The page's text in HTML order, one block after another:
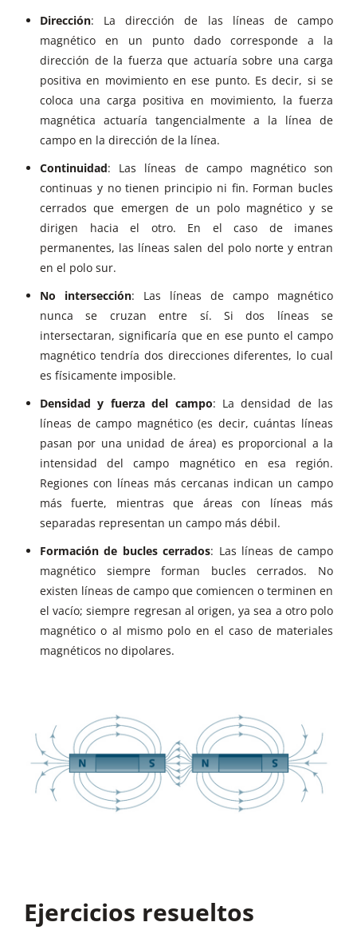
Dirección: La dirección de las líneas de campo
magnético en un punto dado corresponde a la
dirección de la fuerza que actuaría sobre una carga
positiva en movimiento en ese punto. Es decir, si se
coloca una carga positiva en movimiento, la fuerza
magnética actuaría tangencialmente a la línea de
campo en la dirección de la línea.
Continuidad: Las líneas de campo magnético son
continuas y no tienen principio ni fin. Forman bucles
cerrados que emergen de un polo magnético y se
dirigen hacia el otro. En el caso de imanes
permanentes, las líneas salen del polo norte y entran
en el polo sur.
No intersección: Las líneas de campo magnético
nunca se cruzan entre sí. Si dos líneas se
intersectaran, significaría que en ese punto el campo
magnético tendría dos direcciones diferentes, lo cual
es físicamente imposible.
Densidad y fuerza del campo: La densidad de las
líneas de campo magnético (es decir, cuántas líneas
pasan por una unidad de área) es proporcional a la
intensidad del campo magnético en esa región.
Regiones con líneas más cercanas indican un campo
más fuerte, mientras que áreas con líneas más
separadas representan un campo más débil.
Formación de bucles cerrados: Las líneas de campo
magnético siempre forman bucles cerrados. No
existen líneas de campo que comiencen o terminen en
el vacío; siempre regresan al origen, ya sea a otro polo
magnético o al mismo polo en el caso de materiales
magnéticos no dipolares.
Ejercicios resueltos